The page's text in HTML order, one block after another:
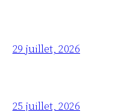
29 juillet, 2026
25 juillet, 2026